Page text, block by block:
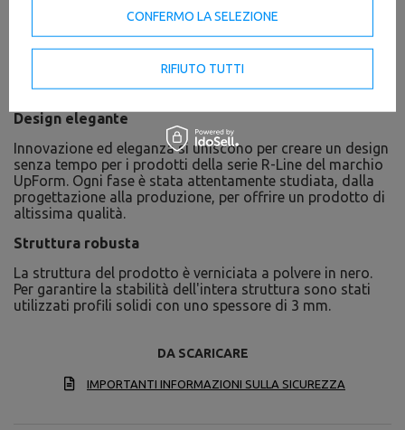
Design elegante
Innovazione ed eleganza si uniscono per creare un design
senza tempo per i prodotti della serie R-Line del marchio
UpForm. Ogni fase è stata attentamente studiata, dalla
progettazione alla produzione, per offrire un prodotto di
altissima qualità.
Struttura robusta
La struttura del prodotto è verniciata a polvere in nero.
Per garantire la stabilità dell'intera struttura sono stati
utilizzati profili solidi con uno spessore di 3 mm.
DA SCARICARE
IMPORTANTI INFORMAZIONI SULLA SICUREZZA
CONFERMO LA SELEZIONE
RIFIUTO TUTTI